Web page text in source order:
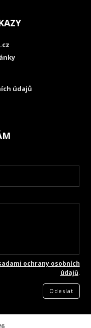
údajů
ochrany osobních
údajů.
Odeslat